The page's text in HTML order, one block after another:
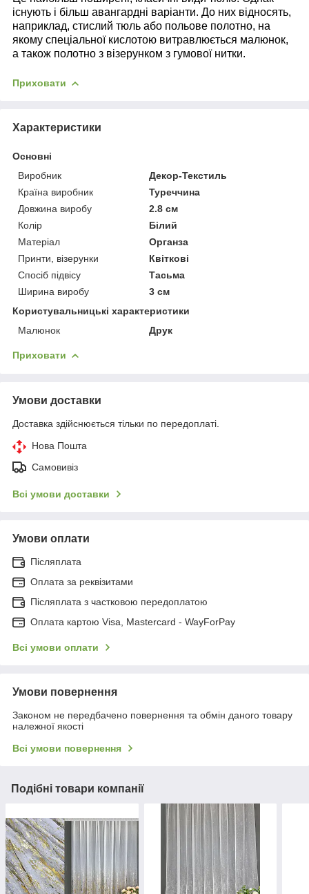
існують і більш авангардні варіанти. До них відносять,
наприклад, стислий тюль або польове полотно, на
якому спеціальної кислотою витравлюється малюнок,
а також полотно з візерунком з гумової нитки.
Приховати
Характеристики
Основні
Виробник
Декор-Текстиль
Країна виробник
Туреччина
Довжина виробу
2.8 см
Колір
Білий
Матеріал
Органза
Принти, візерунки
Квіткові
Спосіб підвісу
Тасьма
Ширина виробу
3 см
Користувальницькі характеристики
Малюнок
Друк
Приховати
Умови доставки
Доставка здійснюється тільки по передоплаті.
Нова Пошта
Самовивіз
Всі умови доставки
Умови оплати
Післяплата
Оплата за реквізитами
Післяплата з частковою передоплатою
Оплата картою Visa, Mastercard - WayForPay
Всі умови оплати
Умови повернення
Законом не передбачено повернення та обмін даного товару
належної якості
Всі умови повернення
Подібні товари компанії